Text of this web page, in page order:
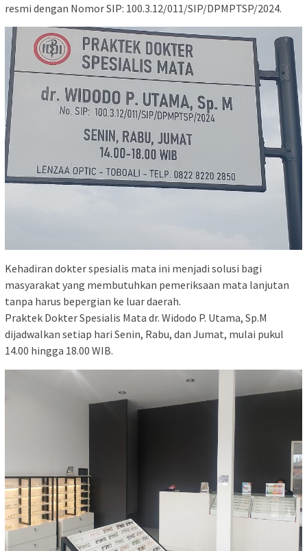
resmi dengan Nomor SIP: 100.3.12/011/SIP/DPMPTSP/2024.
Kehadiran dokter spesialis mata ini menjadi solusi bagi
masyarakat yang membutuhkan pemeriksaan mata lanjutan
tanpa harus bepergian ke luar daerah.
Praktek Dokter Spesialis Mata dr. Widodo P. Utama, Sp.M
dijadwalkan setiap hari Senin, Rabu, dan Jumat, mulai pukul
14.00 hingga 18.00 WIB.